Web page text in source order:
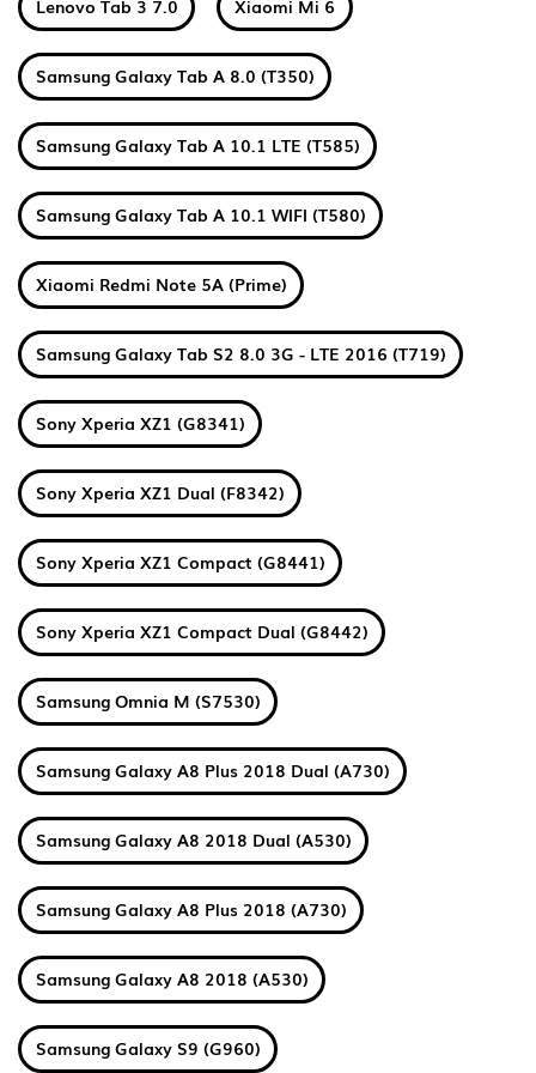
Lenovo Tab 3 7.0 Xiaomi Mi 6
Samsung Galaxy Tab A 8.0 (T350)
Samsung Galaxy Tab A 10.1 LTE (T585)
Samsung Galaxy Tab A 10.1 WIFI (T580)
Xiaomi Redmi Note 5A (Prime)
Samsung Galaxy Tab S2 8.0 3G - LTE 2016 (T719)
Sony Xperia XZ1 (G8341)
Sony Xperia XZ1 Dual (F8342)
Sony Xperia XZ1 Compact (G8441)
Sony Xperia XZ1 Compact Dual (G8442)
Samsung Omnia M (S7530)
Samsung Galaxy A8 Plus 2018 Dual (A730)
Samsung Galaxy A8 2018 Dual (A530)
Samsung Galaxy A8 Plus 2018 (A730)
Samsung Galaxy A8 2018 (A530)
Samsung Galaxy S9 (G960)